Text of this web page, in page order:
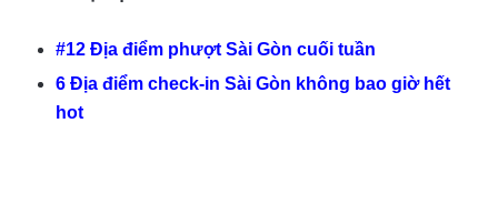
#12 Địa điểm phượt Sài Gòn cuối tuần
6 Địa điểm check-in Sài Gòn không bao giờ hết
hot